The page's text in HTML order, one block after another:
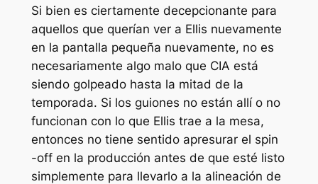
Si bien es ciertamente decepcionante para
aquellos que querían ver a Ellis nuevamente
en la pantalla pequeña nuevamente, no es
necesariamente algo malo que CIA está
siendo golpeado hasta la mitad de la
temporada. Si los guiones no están allí o no
funcionan con lo que Ellis trae a la mesa,
entonces no tiene sentido apresurar el spin
-off en la producción antes de que esté listo
simplemente para llevarlo a la alineación de